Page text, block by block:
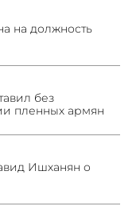
на должность
без
пленных армян
Ишханян о